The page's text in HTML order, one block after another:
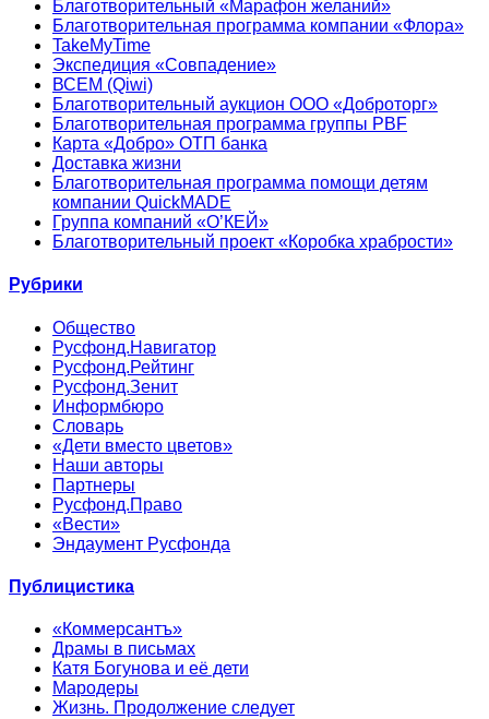
Благотворительный «Марафон желаний»
Благотворительная программа компании «Флора»
TakeMyTime
Экспедиция «Совпадение»
ВСЕМ (Qiwi)
Благотворительный аукцион ООО «Доброторг»
Благотворительная программа группы PBF
Карта «Добро» ОТП банка
Доставка жизни
Благотворительная программа помощи детям
компании QuickMADE
Группа компаний «О’КЕЙ»
Благотворительный проект «Коробка храбрости»
Рубрики
Общество
Русфонд.Навигатор
Русфонд.Рейтинг
Русфонд.Зенит
Информбюро
Словарь
«Дети вместо цветов»
Наши авторы
Партнеры
Русфонд.Право
«Вести»
Эндаумент Русфонда
Публицистика
«Коммерсантъ»
Драмы в письмах
Катя Богунова и её дети
Мародеры
Жизнь. Продолжение следует